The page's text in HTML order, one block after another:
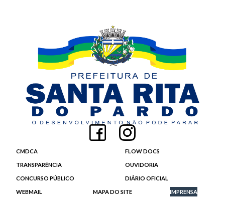
CMDCA FLOW DOCS
TRANSPARÊNCIA OUVIDORIA
CONCURSO PÚBLICO DIÁRIO OFICIAL
WEBMAIL MAPA DO SITE IMPRENSA